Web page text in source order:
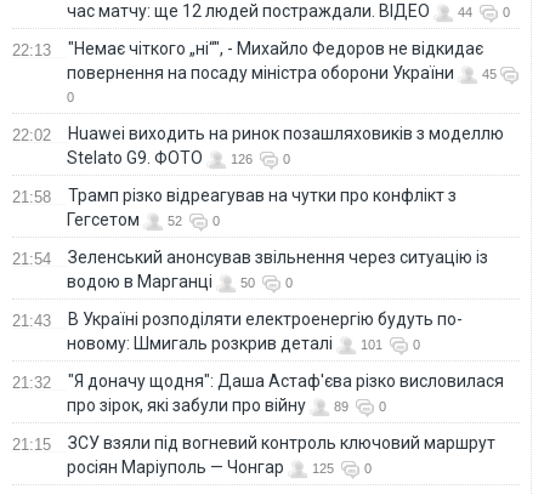
час матчу: ще 12 людей постраждали. ВІДЕО
44 0
22:13
"Немає чіткого „ні“", - Михайло Федоров не відкидає
повернення на посаду міністра оборони України
45
0
22:02
Huawei виходить на ринок позашляховиків з моделлю
Stelato G9. ФОТО
126 0
21:58
Трамп різко відреагував на чутки про конфлікт з
Гегсетом
52 0
21:54
Зеленський анонсував звільнення через ситуацію із
водою в Марганці
50 0
21:43
В Україні розподіляти електроенергію будуть по-
новому: Шмигаль розкрив деталі
101 0
21:32
"Я доначу щодня": Даша Астаф'єва різко висловилася
про зірок, які забули про війну
89 0
21:15
ЗСУ взяли під вогневий контроль ключовий маршрут
росіян Маріуполь — Чонгар
125 0